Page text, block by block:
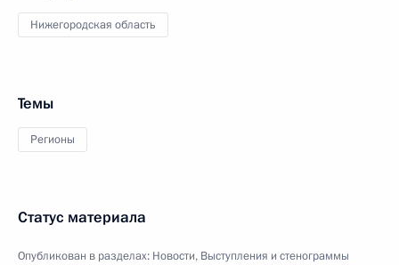
Нижегородская область
Темы
Регионы
Статус материала
Опубликован в разделах: Новости, Выступления и стенограммы